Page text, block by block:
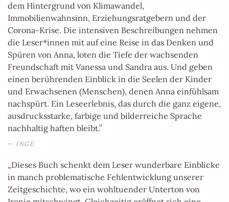
dem Hintergrund von Klimawandel,
Immobilienwahnsinn, Erziehungsratgebern und der
Corona-Krise. Die intensiven Beschreibungen nehmen
die Leser*innen mit auf eine Reise in das Denken und
Spüren von Anna, loten die Tiefe der wachsenden
Freundschaft mit Vanessa und Sandra aus. Und geben
einen berührenden Einblick in die Seelen der Kinder
und Erwachsenen (Menschen), denen Anna einfühlsam
nachspürt. Ein Leseerlebnis, das durch die ganz eigene,
ausdrucksstarke, farbige und bilderreiche Sprache
nachhaltig haften bleibt.”
INGE
„Dieses Buch schenkt dem Leser wunderbare Einblicke
in manch problematische Fehlentwicklung unserer
Zeitgeschichte, wo ein wohltuender Unterton von